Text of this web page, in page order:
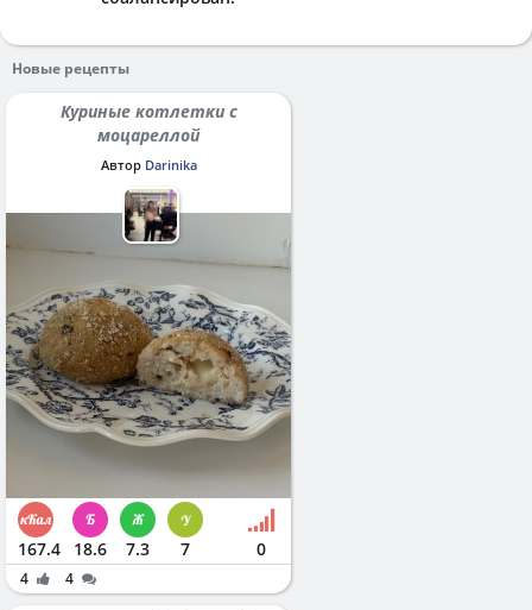
Новые рецепты
Куриные котлетки с
моцареллой
Автор Darinika
167.4 18.6 7.3 7 0
4 4